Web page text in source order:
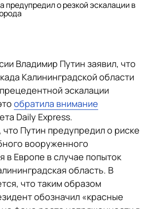
предупредил о резкой эскалации в
Владимир Путин заявил, что
Калининградской области
эскалации
обратила внимание
Daily Express.
Путин предупредил о риске
вооруженного
в Европе в случае попыток
область. В
что таким образом
обозначил «красные